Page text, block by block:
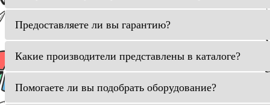
Предоставляете ли вы гарантию?
Какие производители представлены в каталоге?
Помогаете ли вы подобрать оборудование?